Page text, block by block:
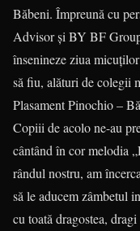
Băbeni. Împreună cu
Advisor şi BY BF
însenineze ziua
să fiu, alături de colegii
Plasament Pinochio –
Copiii de acolo ne-au
cântând în cor melodia
rândul nostru, am
să le aducem
cu toată dragostea,